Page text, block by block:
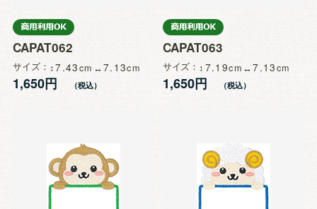
CAPAT062
サイズ 7.43 7.13
1,650円
CAPAT063
サイズ 7.19 7.13
1,650円